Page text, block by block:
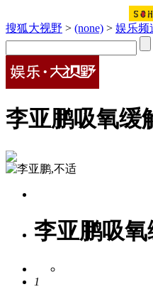
搜狐大视野 > (none) > 娱乐频
李亚鹏吸氧缓
李亚鹏吸
1